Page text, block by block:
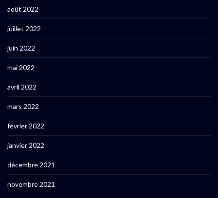
août 2022
juillet 2022
juin 2022
mai 2022
avril 2022
mars 2022
février 2022
janvier 2022
décembre 2021
novembre 2021